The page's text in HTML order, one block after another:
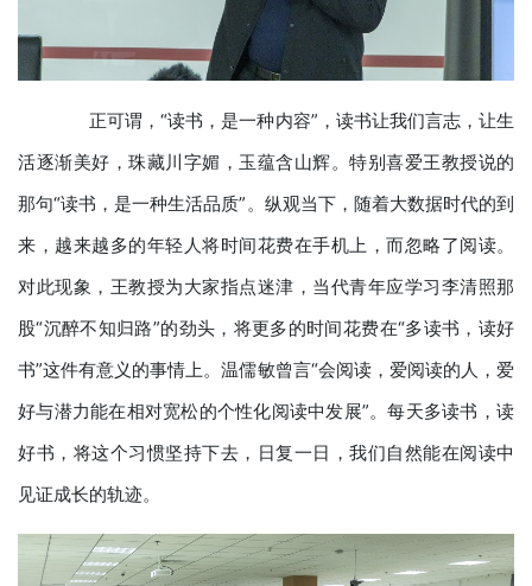
正可谓，“读书，是一种内容”，读书让我们言志，让生
活逐渐美好，珠藏川字媚，玉蕴含山辉。特别喜爱王教授说的
那句“读书，是一种生活品质”。纵观当下，随着大数据时代的到
来，越来越多的年轻人将时间花费在手机上，而忽略了阅读。
对此现象，王教授为大家指点迷津，当代青年应学习李清照那
股“沉醉不知归路”的劲头，将更多的时间花费在“多读书，读好
书”这件有意义的事情上。温儒敏曾言“会阅读，爱阅读的人，爱
好与潜力能在相对宽松的个性化阅读中发展”。每天多读书，读
好书，将这个习惯坚持下去，日复一日，我们自然能在阅读中
见证成长的轨迹。